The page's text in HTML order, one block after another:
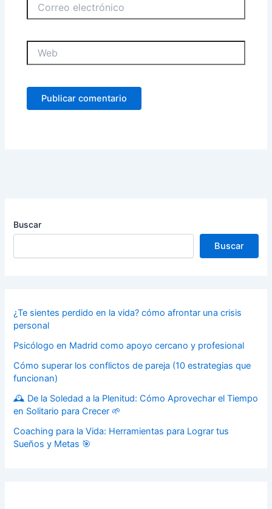
electrónico
Buscar
Buscar
¿Te sientes perdido en la vida? cómo afrontar una crisis
personal
Psicólogo en Madrid como apoyo cercano y profesional
Cómo superar los conflictos de pareja (10 estrategias que
funcionan)
🕰️ De la Soledad a la Plenitud: Cómo Aprovechar el Tiempo
en Solitario para Crecer 🌱
Coaching para la Vida: Herramientas para Lograr tus
Sueños y Metas 🎯